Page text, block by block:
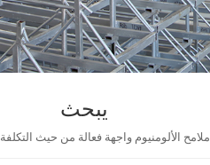
يبحث
ملامح الألومنيوم واجهة فعالة من حيث التكلفة